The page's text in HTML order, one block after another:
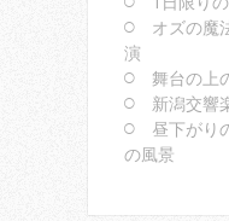
オズの魔
演
舞台の上
新潟交響
昼下がり
の風景